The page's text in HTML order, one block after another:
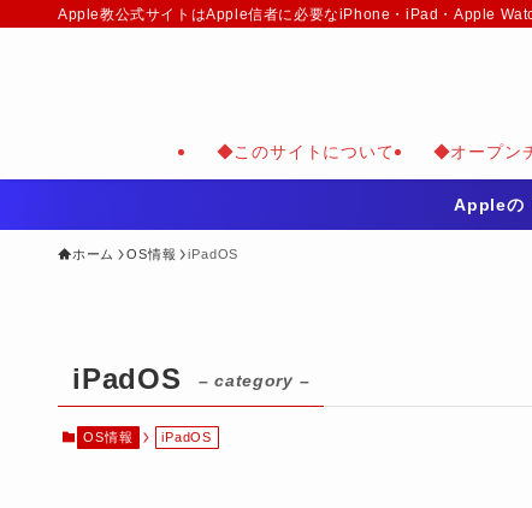
Apple教公式サイトはApple信者に必要なiPhone・iPad・Apple
◆このサイトについて ◆オープン
Appleの
ホーム OS情報 iPadOS
iPadOS – category –
OS情報 iPadOS